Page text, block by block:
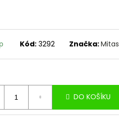
Kód: 3292 Značka:Mitas
DO KOŠÍKU
SP-